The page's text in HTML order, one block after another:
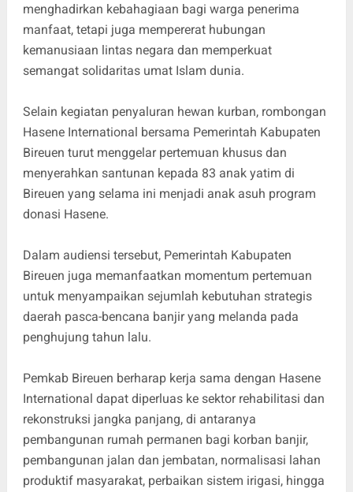
menghadirkan kebahagiaan bagi warga penerima
manfaat, tetapi juga mempererat hubungan
kemanusiaan lintas negara dan memperkuat
semangat solidaritas umat Islam dunia.
Selain kegiatan penyaluran hewan kurban, rombongan
Hasene International bersama Pemerintah Kabupaten
Bireuen turut menggelar pertemuan khusus dan
menyerahkan santunan kepada 83 anak yatim di
Bireuen yang selama ini menjadi anak asuh program
donasi Hasene.
Dalam audiensi tersebut, Pemerintah Kabupaten
Bireuen juga memanfaatkan momentum pertemuan
untuk menyampaikan sejumlah kebutuhan strategis
daerah pasca-bencana banjir yang melanda pada
penghujung tahun lalu.
Pemkab Bireuen berharap kerja sama dengan Hasene
International dapat diperluas ke sektor rehabilitasi dan
rekonstruksi jangka panjang, di antaranya
pembangunan rumah permanen bagi korban banjir,
pembangunan jalan dan jembatan, normalisasi lahan
produktif masyarakat, perbaikan sistem irigasi, hingga